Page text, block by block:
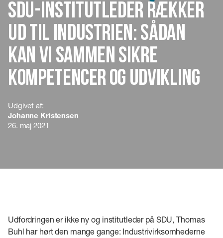
SDU-institutleder rækker
ud til industrien: Sådan
kan vi sammen sikre
kompetencer og udvikling
Udgivet af:
Johanne Kristensen
26. maj 2021
Udfordringen er ikke ny og institutleder på SDU, Thomas
Buhl har hørt den mange gange: Industrivirksomhederne